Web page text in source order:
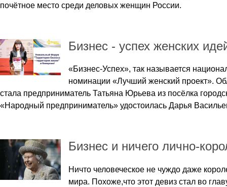
почётное место среди деловых женщин России.
Бизнес - успех женских
«Бизнес-Успех», так называется
номинации «Лучший женский проект».
стала предприниматель Татьяна Юрьева из посёлка
«Народный предприниматель» удостоилась Дарья
Бизнес и ничего лично-
Ничто человеческое не чуждо даже
мира. Похоже,что этот девиз стал во